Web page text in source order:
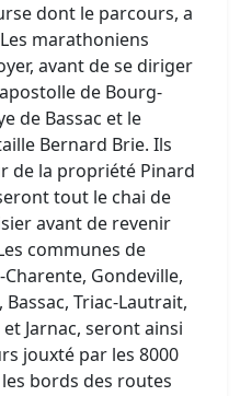
dont le parcours, a
marathoniens
avant de se diriger
de Bourg-
de Bassac et le
Bernard Brie. Ils
de la propriété Pinard
tout le chai de
avant de revenir
communes de
Gondeville,
Triac-Lautrait,
Jarnac, seront ainsi
jouxté par les 8000
bords des routes